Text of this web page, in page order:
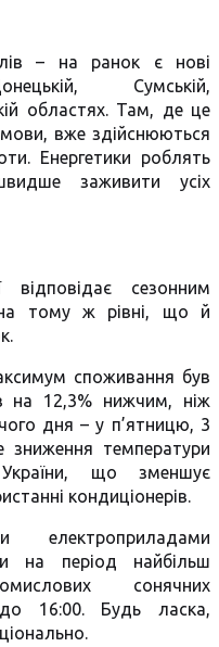
– на ранок є нові
Сумській,
областях. Там, де це
вже здійснюються
Енергетики роблять
заживити усіх
відповідає сезонним
на тому ж рівні, що й
споживання був
на 12,3% нижчим, ніж
дня – у п’ятницю, 3
зниження температури
що зменшує
кондиціонерів.
електроприладами
на період найбільш
сонячних
16:00. Будь ласка,